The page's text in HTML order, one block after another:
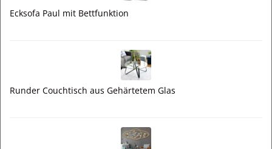
Ecksofa Paul mit Bettfunktion
Runder Couchtisch aus Gehärtetem Glas